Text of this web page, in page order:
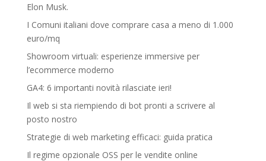
Elon Musk.
I Comuni italiani dove comprare casa a meno di 1.000
euro/mq
Showroom virtuali: esperienze immersive per
l’ecommerce moderno
GA4: 6 importanti novità rilasciate ieri!
Il web si sta riempiendo di bot pronti a scrivere al
posto nostro
Strategie di web marketing efficaci: guida pratica
Il regime opzionale OSS per le vendite online